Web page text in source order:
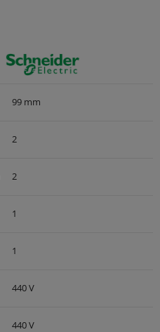
99 mm
2
2
1
1
440 V
440 V